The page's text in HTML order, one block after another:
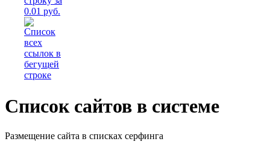
Список сайтов в системе
Размещение сайта в списках серфинга